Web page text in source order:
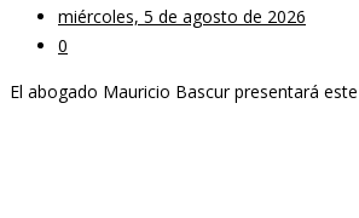
miércoles, 5 de agosto de 2026
0
El abogado Mauricio Bascur presentará